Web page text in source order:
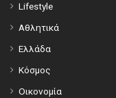
Lifestyle
Αθλητικά
Ελλάδα
Κόσμος
Οικονομία